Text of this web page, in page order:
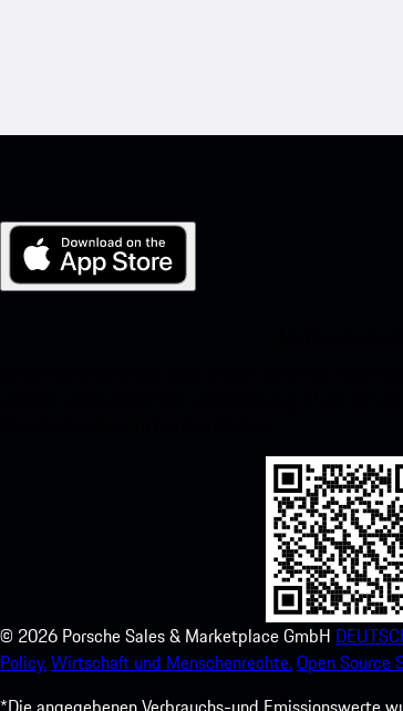
© 2026 Porsche Sales & Marketplace GmbH
Policy.Wirtschaft und Menschenrechte.Open Source